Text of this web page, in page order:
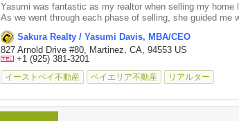
Yasumi was fantastic as my realtor when selling my home
As we went through each phase of selling, she guided me
My house sold at asking price and in two weeks!
Very fast compared to most at the time. Yasumi is a very
gent/broker.
Her commission is much more reasonable than most out
I HIGHLY recommend anyone selling to sign with Yasumi
She is a top-notch professional and you will be so glad you
Sakura Realty / Yasumi Davis, MBA/CEO
827 Arnold Drive #80, Martinez, CA, 94553 US
+1 (925) 381-3201
イーストベイ不動産 ベイエリア不動産 リアルター